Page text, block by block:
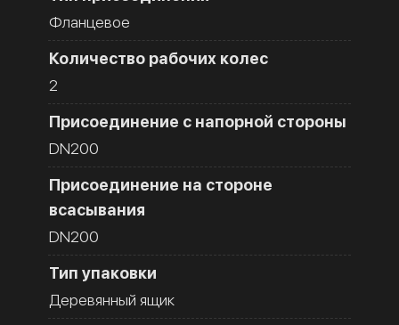
Фланцевое
Количество рабочих колес
2
Присоединение с напорной стороны
DN200
Присоединение на стороне
всасывания
DN200
Тип упаковки
Деревянный ящик